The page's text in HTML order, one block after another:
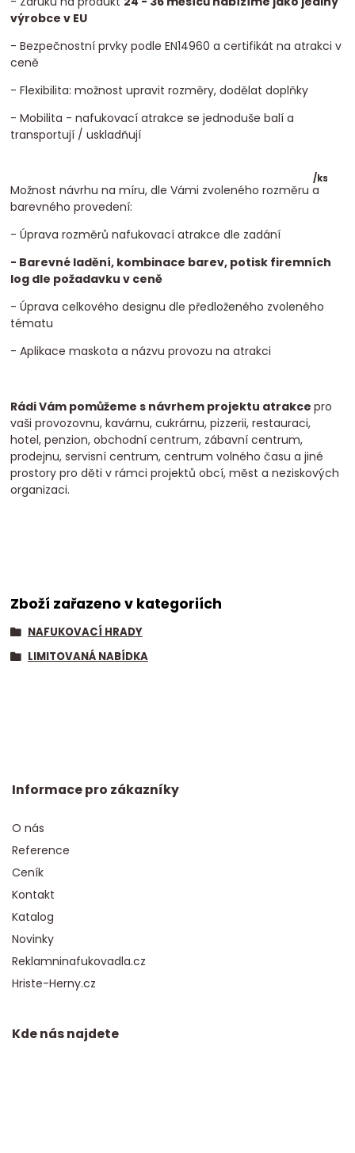
/ks
výrobce v EU
- Bezpečnostní prvky podle EN14960 a certifikát na atrakci v
ceně
- Flexibilita: možnost upravit rozměry, dodělat doplňky
- Mobilita - nafukovací atrakce se jednoduše balí a
transportují / uskladňují
Možnost návrhu na míru, dle Vámi zvoleného rozměru a
barevného provedení:
- Úprava rozměrů nafukovací atrakce dle zadání
- Barevné ladění, kombinace barev, potisk firemních
log dle požadavku v ceně
- Úprava celkového designu dle předloženého zvoleného
tématu
- Aplikace maskota a názvu provozu na atrakci
Rádi Vám pomůžeme s návrhem projektu atrakcepro
vaši provozovnu, kavárnu, cukrárnu, pizzerii, restauraci,
hotel, penzion, obchodní centrum, zábavní centrum,
prodejnu, servisní centrum, centrum volného času a jiné
prostory pro děti v rámci projektů obcí, měst a neziskových
organizaci.
Zboží zařazeno v kategoriích
NAFUKOVACÍ HRADY
LIMITOVANÁ NABÍDKA
Informace pro zákazníky
O nás
Reference
Ceník
Kontakt
Katalog
Novinky
Reklamninafukovadla.cz
Hriste-Herny.cz
Kde nás najdete